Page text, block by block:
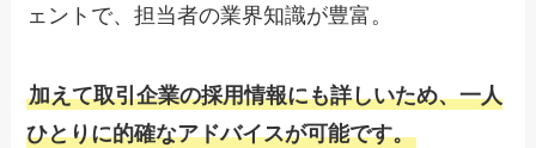
ェントで、担当者の業界知識が豊富 。
加えて取引企業の採用情報にも詳しいため、一人
ひとりに的確なアドバイスが可能です。